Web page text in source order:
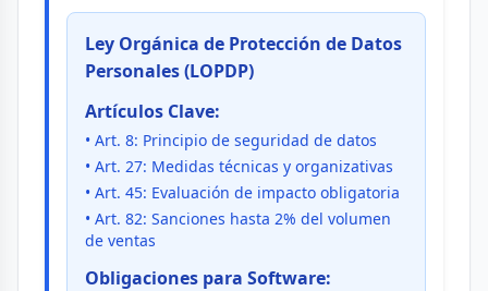
Ley Orgánica de Protección de Datos
Personales (LOPDP)
Artículos Clave:
• Art. 8: Principio de seguridad de datos
• Art. 27: Medidas técnicas y organizativas
• Art. 45: Evaluación de impacto obligatoria
• Art. 82: Sanciones hasta 2% del volumen
de ventas
Obligaciones para Software: